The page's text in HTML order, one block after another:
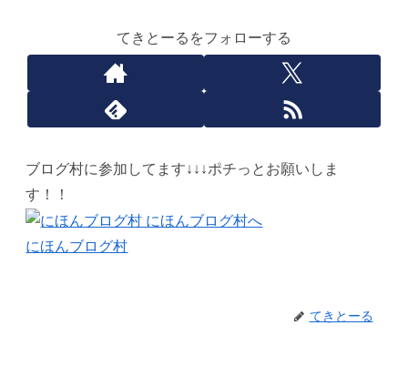
てきとーるをフォローする
ブログ村に参加してます↓↓↓ポチっとお願いしま
す！！
にほんブログ村
てきとーる